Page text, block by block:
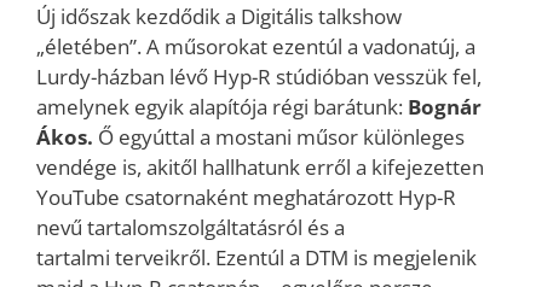
Új időszak kezdődik a Digitális talkshow
„életében”. A műsorokat ezentúl a vadonatúj, a
Lurdy-házban lévő Hyp-R stúdióban vesszük fel,
amelynek egyik alapítója régi barátunk: Bognár
Ákos. Ő egyúttal a mostani műsor különleges
vendége is, akitől hallhatunk erről a kifejezetten
YouTube csatornaként meghatározott Hyp-R
nevű tartalomszolgáltatásról és a
tartalmi terveikről. Ezentúl a DTM is megjelenik